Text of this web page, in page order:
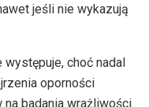
jeśli nie wykazują
choć nadal
oporności
badania wrażliwości